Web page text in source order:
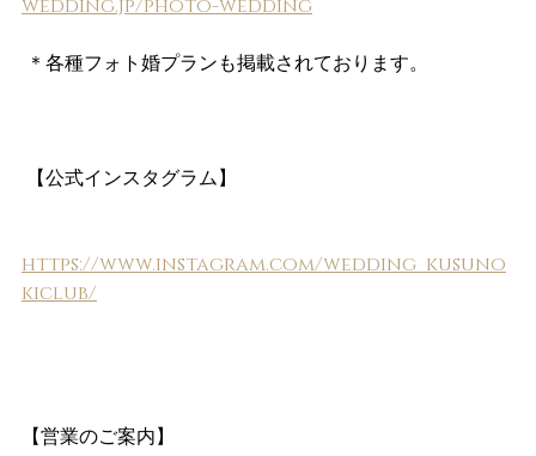
wedding.jp/photo-wedding
＊各種フォト婚プランも掲載されております。
【公式インスタグラム】
https://www.instagram.com/wedding_kusuno
kiclub/
【営業のご案内】